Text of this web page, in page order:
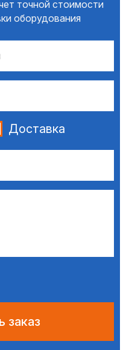
точной стоимости
оборудования
Доставка